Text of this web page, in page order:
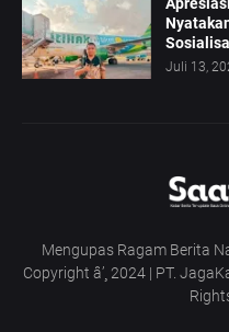
Juli 13,
Mengupas Ragam Berita
Copyright â’¸ 2024 | PT.